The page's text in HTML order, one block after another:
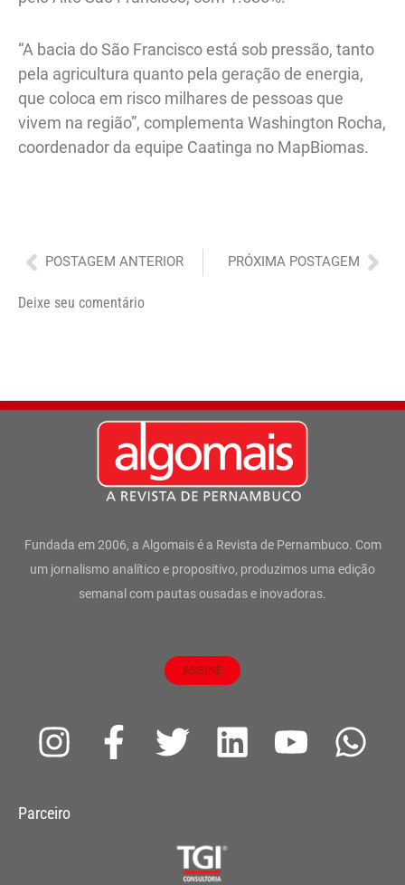
“A bacia do São Francisco está sob pressão, tanto
pela agricultura quanto pela geração de energia,
que coloca em risco milhares de pessoas que
vivem na região”, complementa Washington Rocha,
coordenador da equipe Caatinga no MapBiomas.
Anterior
POSTAGEM ANTERIOR PRÓXIMA POSTAGEM
Deixe seu comentário
Fundada em 2006, a Algomais é a Revista de Pernambuco. Com
um jornalismo analítico e propositivo, produzimos uma edição
semanal com pautas ousadas e inovadoras.
ASSINE
I
s
F
a
T
t
L
Y
W
Parceiro